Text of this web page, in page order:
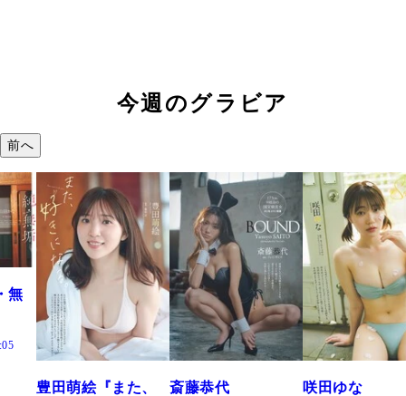
今週のグラビア
前へ
『また、
斎藤恭代
咲田ゆな
藤水咲